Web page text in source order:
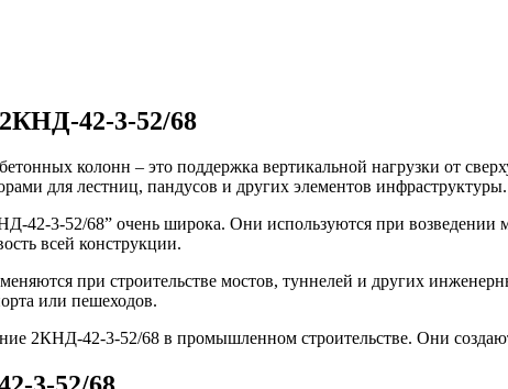
42-3-52/68
колонн – это поддержка вертикальной нагрузки от
для лестниц, пандусов и других элементов инфраструктуры.
42-3-52/68” очень широка. Они используются при
всей конструкции.
при строительстве мостов, туннелей и других
или пешеходов.
2КНД-42-3-52/68 в промышленном строительстве. Они